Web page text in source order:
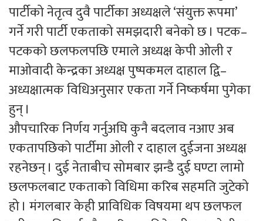
पार्टीको नेतृत्व दुवै पार्टीका अध्यक्षले ‘संयुक्त रूपमा’
गर्ने गरी पार्टी एकताको समझदारी बनेको छ । पटक–
पटकको छलफलपछि एमाले अध्यक्ष केपी ओली र
माओवादी केन्द्रका अध्यक्ष पुष्पकमल दाहाल द्वि–
अध्यक्षात्मक विधिअनुसार एकता गर्ने निष्कर्षमा पुगेका
हुन् ।
औपचारिक निर्णय गर्नुअघि कुनै बदलाव नआए अब
एकतापछिको पार्टीमा ओली र दाहाल दुईजना अध्यक्ष
रहनेछन् । दुई नेताबीच सोमबार झन्डै दुई घण्टा लामो
छलफलबाट एकताको विधिमा करिब सहमति जुटेको
हो । मंगलबार केही प्राविधिक विषयमा थप छलफल